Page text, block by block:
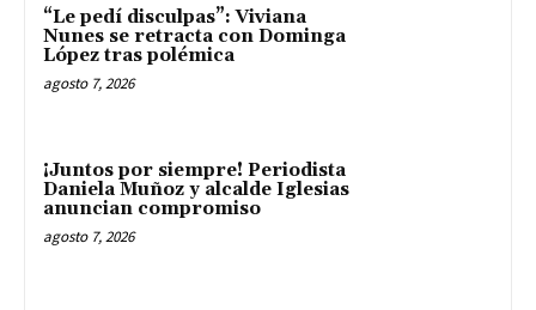
“Le pedí disculpas”: Viviana
Nunes se retracta con Dominga
López tras polémica
agosto 7, 2026
¡Juntos por siempre! Periodista
Daniela Muñoz y alcalde Iglesias
anuncian compromiso
agosto 7, 2026